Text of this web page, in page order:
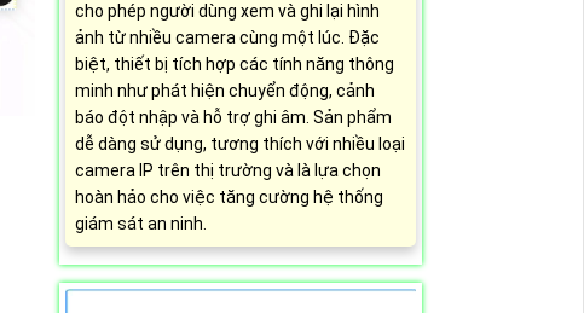
cho phép người dùng xem và ghi lại hình
ảnh từ nhiều camera cùng một lúc. Đặc
biệt, thiết bị tích hợp các tính năng thông
minh như phát hiện chuyển động, cảnh
báo đột nhập và hỗ trợ ghi âm. Sản phẩm
dễ dàng sử dụng, tương thích với nhiều loại
camera IP trên thị trường và là lựa chọn
hoàn hảo cho việc tăng cường hệ thống
giám sát an ninh.